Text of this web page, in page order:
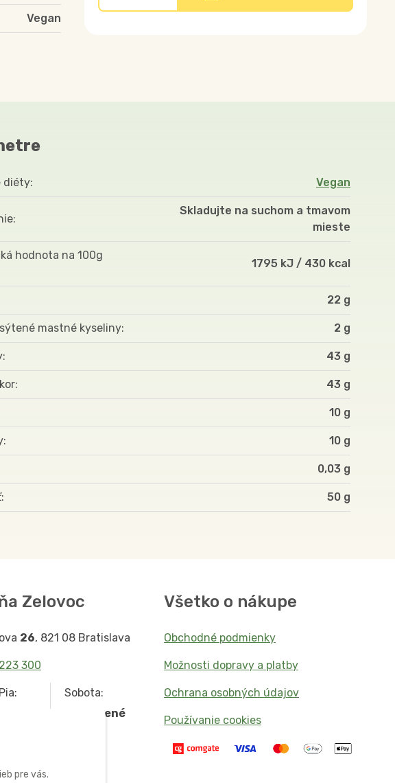
pre vás.
Vegan
diéty Vegan
Skladujte na suchom a tmavom
mieste
hodnota na 100g
1795 kJ / 430 kcal
22 g
mastné kyseliny 2 g
43 g
43 g
10 g
10 g
0,03 g
50
Zelovoc
26, 821 08 Bratislava
300
Sobota:
Zatvorené
Všetko o nákupe
Obchodné podmienky
Možnosti dopravy a platby
Ochrana osobných údajov
Používanie cookies